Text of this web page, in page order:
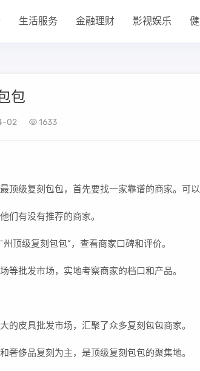
生活服务 金融理财 影视娱乐
包
02 1633
顶级复刻包包，首先要找一家靠谱的商家。可以
们有没有推荐的商家。
顶级复刻包包”，查看商家口碑和评价。
等批发市场，实地考察商家的档口和产品。
的皮具批发市场，汇聚了众多复刻包包商家。
奢侈品复刻为主，是顶级复刻包包的聚集地。